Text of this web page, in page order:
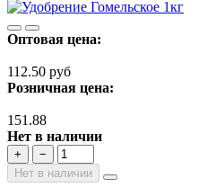
Оптовая цена:
112.50 руб
Розничная цена:
151.88
Нет в наличии
+
−
Нет в наличии